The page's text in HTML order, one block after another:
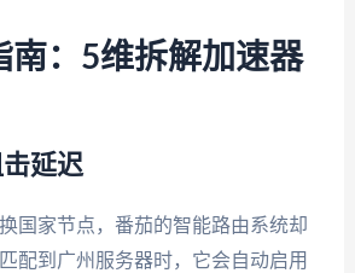
南：5维拆解加速器
延迟
国家节点，番茄的智能路由系统却
配到广州服务器时，它会自动启用